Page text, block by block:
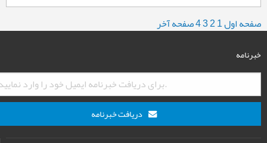
صفحه اول1
2
3
4صفحه آخر
خبرنامه
دریافت خبرنامه